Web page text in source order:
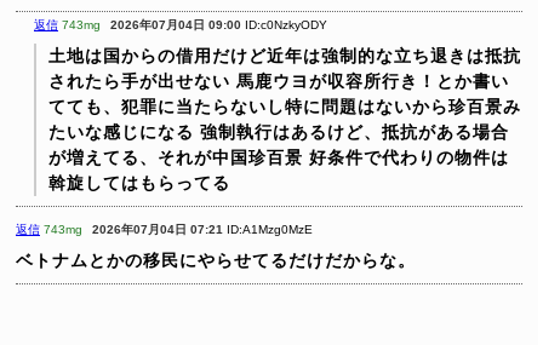
返信 743mg 2026年07月04日 09:00 ID:c0NzkyODY
土地は国からの借用だけど近年は強制的な立ち退きは抵抗
されたら手が出せない 馬鹿ウヨが収容所行き！とか書い
てても、犯罪に当たらないし特に問題はないから珍百景み
たいな感じになる 強制執行はあるけど、抵抗がある場合
が増えてる、それが中国珍百景 好条件で代わりの物件は
斡旋してはもらってる
返信 743mg 2026年07月04日 07:21 ID:A1Mzg0MzE
ベトナムとかの移民にやらせてるだけだからな。